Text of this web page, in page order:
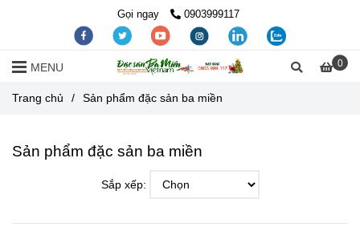
Gọi ngay 0903999117
0
MENU
Trang chủ / Sản phẩm đặc sản ba miền
Sản phẩm đặc sản ba miền
Sắp xếp: